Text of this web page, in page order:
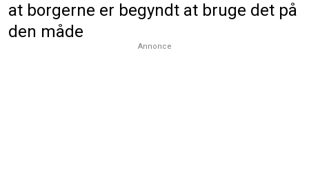
at borgerne er begyndt at bruge det på
den måde
Annonce